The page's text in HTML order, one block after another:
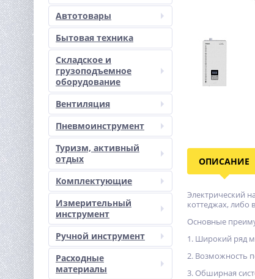
Автотовары
Бытовая техника
Складское и
грузоподъемное
оборудование
Вентиляция
Пневмоинструмент
Туризм, активный
отдых
Комплектующие
Измерительный
инструмент
Ручной инструмент
Расходные
материалы
ОПИСАНИЕ
Электрический
коттеджах, либо
Основные
1. Широкий ряд
2. Возможность
3. Обширная